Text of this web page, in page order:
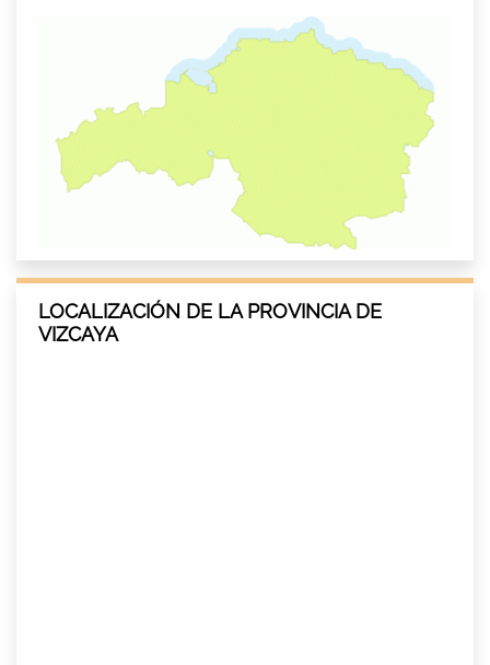
LOCALIZACIÓN DE LA PROVINCIA DE
VIZCAYA